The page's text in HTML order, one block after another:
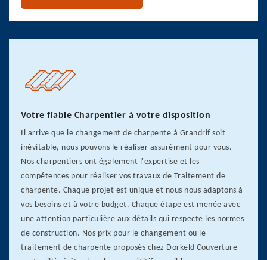
Votre fiable Charpentier à votre disposition
Il arrive que le changement de charpente à Grandrif soit
inévitable, nous pouvons le réaliser assurément pour vous.
Nos charpentiers ont également l'expertise et les
compétences pour réaliser vos travaux de Traitement de
charpente. Chaque projet est unique et nous nous adaptons à
vos besoins et à votre budget. Chaque étape est menée avec
une attention particulière aux détails qui respecte les normes
de construction. Nos prix pour le changement ou le
traitement de charpente proposés chez Dorkeld Couverture